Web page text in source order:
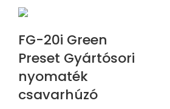
FG-20i Green
Preset Gyártósori
nyomaték
csavarhúzó